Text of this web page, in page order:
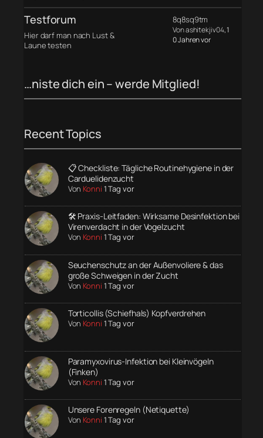
Testforum
Hier darf man nach Lust &
Laune testen
8q8sq9tm
Von ashitekjiv04, 1
0 Jahren vor
…niste dich ein – werde Mitglied!
Recent Topics
📋 Checkliste: Tägliche Routinehygiene in der
Carduelidenzucht
Von Konni 1 Tag vor
🛠️ Praxis-Leitfaden: Wirksame Desinfektion bei
Virenverdacht in der Vogelzucht
Von Konni 1 Tag vor
Seuchenschutz an der Außenvoliere & das
große Schweigen in der Zucht
Von Konni 1 Tag vor
Torticollis (Schiefhals) Kopfverdrehen
Von Konni 1 Tag vor
Paramyxovirus-Infektion bei Kleinvögeln
(Finken)
Von Konni 1 Tag vor
Unsere Forenregeln (Netiquette)
Von Konni 1 Tag vor